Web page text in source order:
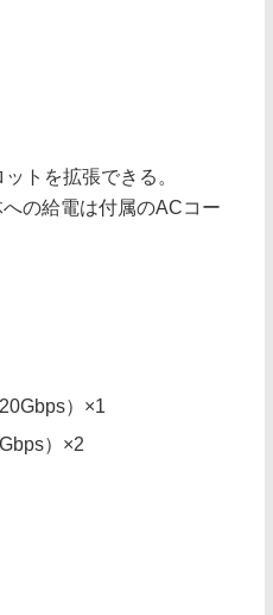
トを拡張できる。
の給電は付属のACコー
）×1
）×2